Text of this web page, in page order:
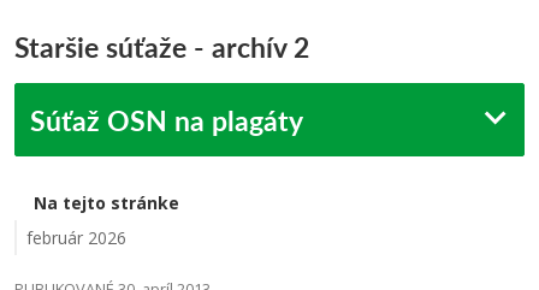
Staršie súťaže - archív 2
Súťaž OSN na plagáty
Na tejto stránke
február 2026